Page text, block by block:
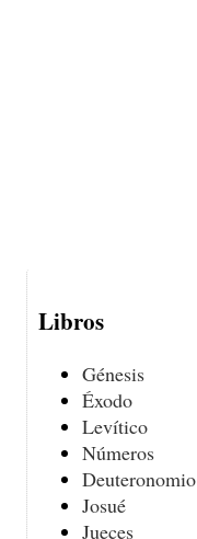
Libros
Génesis
Éxodo
Levítico
Números
Deuteronomio
Josué
Jueces